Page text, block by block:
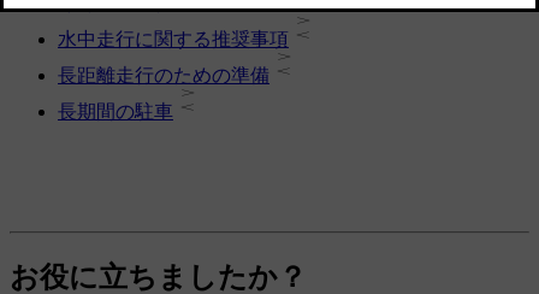
水中走行に関する推奨事項
長距離走行のための準備
長期間の駐車
お役に立ちましたか？